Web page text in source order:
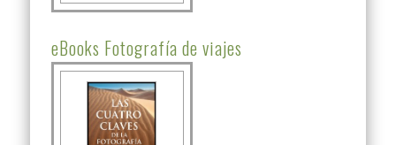
eBooks Fotografía de viajes